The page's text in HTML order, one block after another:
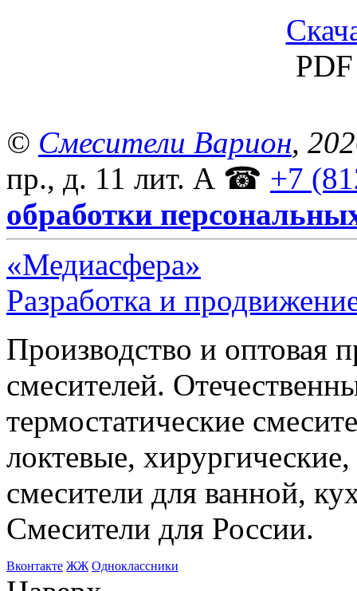
© Смесители Варион,
пр., д. 11 лит. А ☎ +7
обработки
«Медиасфера»
Разработка и
Производство и оптовая
смесителей.
термостатические
локтевые,
смесители для ванной,
Смесители для России.
Bконтакте ЖЖ Одноклассники